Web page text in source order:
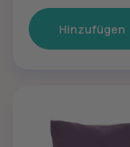
Hinzufügen